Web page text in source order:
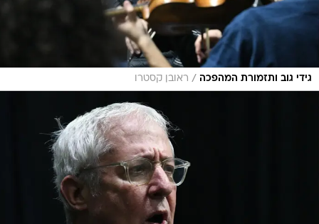
גידי גוב ותזמורת המהפכה / ראובן קסטרו